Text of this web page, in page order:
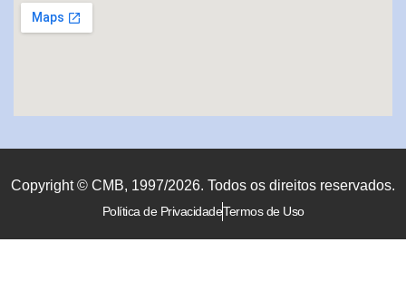
Copyright © CMB, 1997/2026. Todos os direitos reservados.
Política de PrivacidadeTermos de Uso